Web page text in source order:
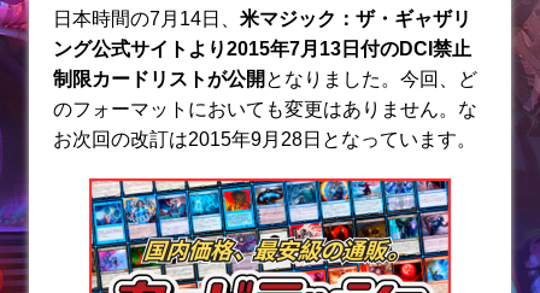
er
n
a
e
b
o
o
k
日本時間の7月14日、 米マジック：ザ・ギャザリ
ング公式サイトより2015年7月13日付のDCI禁止
制限カードリストが公開 となりました。今回、ど
のフォーマットにおいても変更はありません。な
お次回の改訂は2015年9月28日となっています。